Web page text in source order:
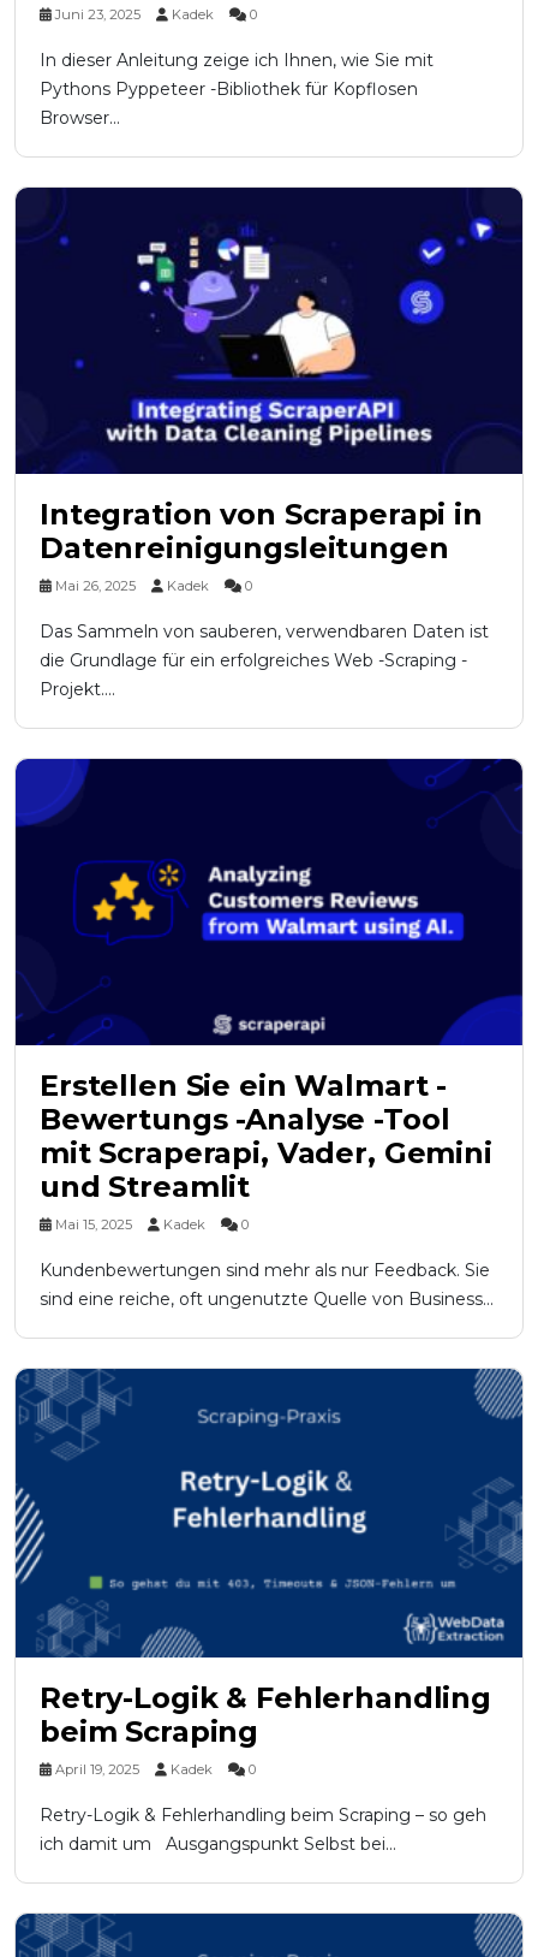
Juni 23, 2025 Kadek 0
In dieser Anleitung zeige ich Ihnen, wie Sie mit
Pythons Pyppeteer -Bibliothek für Kopflosen
Browser...
Integration von Scraperapi in
Datenreinigungsleitungen
Mai 26, 2025 Kadek 0
Das Sammeln von sauberen, verwendbaren Daten ist
die Grundlage für ein erfolgreiches Web -Scraping -
Projekt....
Erstellen Sie ein Walmart -
Bewertungs -Analyse -Tool
mit Scraperapi, Vader, Gemini
und Streamlit
Mai 15, 2025 Kadek 0
Kundenbewertungen sind mehr als nur Feedback. Sie
sind eine reiche, oft ungenutzte Quelle von Business...
Retry-Logik & Fehlerhandling
beim Scraping
April 19, 2025 Kadek 0
Retry-Logik & Fehlerhandling beim Scraping – so geh
ich damit um Ausgangspunkt Selbst bei...